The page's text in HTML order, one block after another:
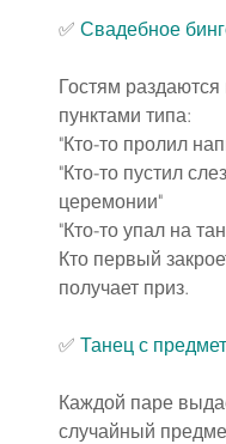
✅ Свадебное
Гостям раздаются
пунктами типа:
"Кто-то пролил
"Кто-то пустил
церемонии"
"Кто-то упал на
Кто первый
получает приз.
✅ Танец с
Каждой паре
случайный